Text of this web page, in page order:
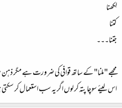
لِکھنا
کتنا
جتنا۔۔۔
مجھے "ملنا" کے ساتھ قوافی کی ضرورت ہے مگر ذہن
اس لیئے سوچا پتہ کر لوں اگر یہ سب استعمال کر